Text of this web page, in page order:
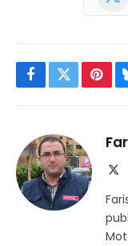
Facebook
Twitter